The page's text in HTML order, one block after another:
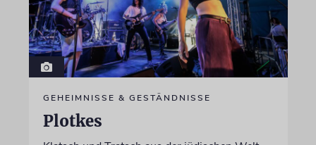
GEHEIMNISSE & GESTÄNDNISSE
Plotkes